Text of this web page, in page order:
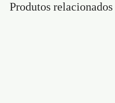
Produtos relacionados